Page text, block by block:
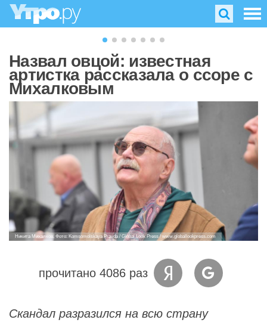
Назвал овцой: известная
артистка рассказала о ссоре с
Михалковым
Никита Михалков. Фото: Komsomolskaya Pravda / Global Look Press / www.globallookpress.com
прочитано 4086 раз
Скандал разразился на всю страну